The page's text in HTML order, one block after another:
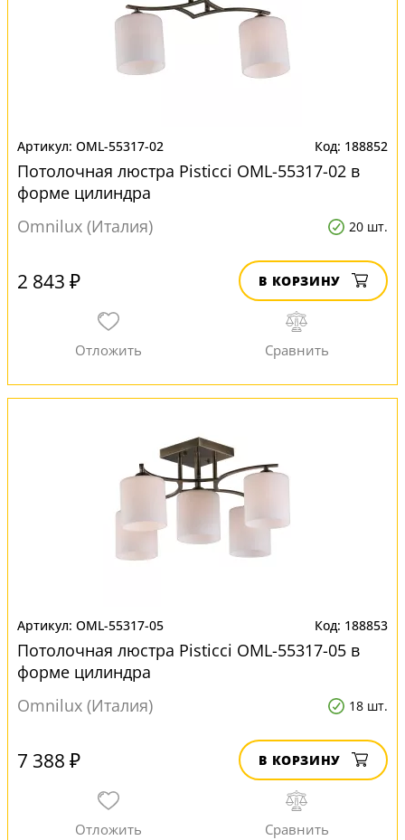
OML-55317-02 188852
Потолочная люстра Pisticci OML-55317-02 в
форме цилиндра
Omnilux (Италия)
20 шт.
2 843 ₽ В КОРЗИНУ
OML-55317-05 188853
Потолочная люстра Pisticci OML-55317-05 в
форме цилиндра
Omnilux (Италия)
18 шт.
7 388 ₽ В КОРЗИНУ